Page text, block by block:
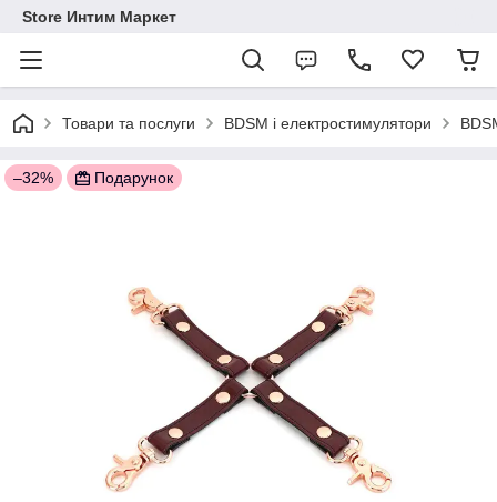
Store Интим Маркет
Товари та послуги BDSM і електростимулятори
–32% Подарунок